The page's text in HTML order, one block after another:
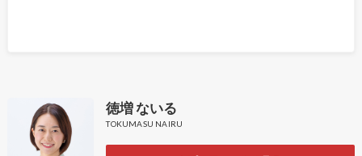
徳増 ないる
TOKUMASU NAIRU